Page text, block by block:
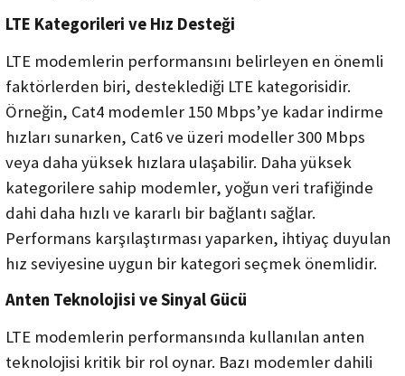
LTE Kategorileri ve Hız Desteği
LTE modemlerin performansını belirleyen en önemli
faktörlerden biri, desteklediği LTE kategorisidir.
Örneğin, Cat4 modemler 150 Mbps’ye kadar indirme
hızları sunarken, Cat6 ve üzeri modeller 300 Mbps
veya daha yüksek hızlara ulaşabilir. Daha yüksek
kategorilere sahip modemler, yoğun veri trafiğinde
dahi daha hızlı ve kararlı bir bağlantı sağlar.
Performans karşılaştırması yaparken, ihtiyaç duyulan
hız seviyesine uygun bir kategori seçmek önemlidir.
Anten Teknolojisi ve Sinyal Gücü
LTE modemlerin performansında kullanılan anten
teknolojisi kritik bir rol oynar. Bazı modemler dahili